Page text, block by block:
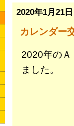
2020年1月21
カレンダー
2020年の
ました。